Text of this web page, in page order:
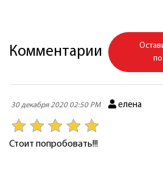
Комментарии
30 декабря 2020 02:50 PM елена
Стоит попробовать!!!